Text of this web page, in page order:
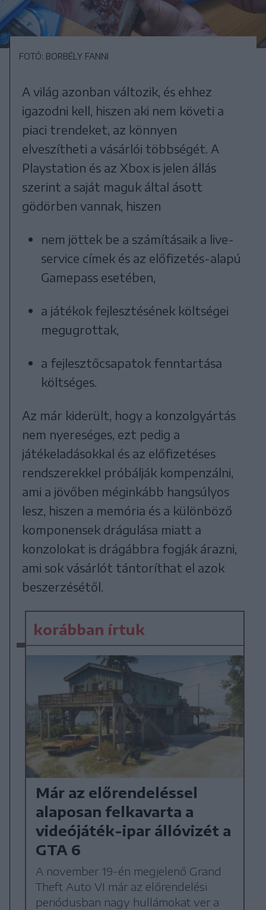
FOTÓ: BORBÉLY FANNI
A világ azonban változik, és ehhez
igazodni kell, hiszen aki nem követi a
piaci trendeket, az könnyen
elveszítheti a vásárlói többségét. A
Playstation és az Xbox is jelen állás
szerint a saját maguk által ásott
gödörben vannak, hiszen
nem jöttek be a számításaik a live-
service címek és az előfizetés-alapú
Gamepass esetében,
a játékok fejlesztésének költségei
megugrottak,
a fejlesztőcsapatok fenntartása
költséges.
Az már kiderült, hogy a konzolgyártás
nem nyereséges, ezt pedig a
játékeladásokkal és az előfizetéses
rendszerekkel próbálják kompenzálni,
ami a jövőben méginkább hangsúlyos
lesz, hiszen a memória és a különböző
komponensek drágulása miatt a
konzolokat is drágábbra fogják árazni,
ami sok vásárlót tántoríthat el azok
beszerzésétől.
korábban írtuk
Már az előrendeléssel
alaposan felkavarta a
videójáték-ipar állóvizét a
GTA 6
A november 19-én megjelenő Grand
Theft Auto VI már az előrendelési
periódusban nagy hullámokat ver a